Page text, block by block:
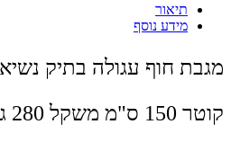
תיאור
מידע נוסף
מגבת חוף עגולה בתיק
קוטר 150 ס"מ משקל 280 גרם למטר